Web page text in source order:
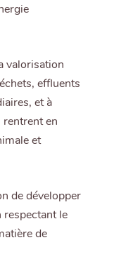
valorisation
effluents
et à
en
et
de développer
respectant le
de